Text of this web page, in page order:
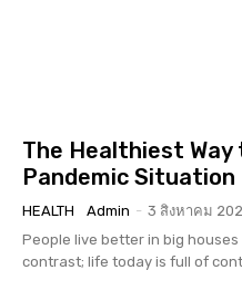
The Healthiest
Pandemic Situation
HEALTH Admin - 3 สิงหาคม
People live better in big
contrast; life today is full of